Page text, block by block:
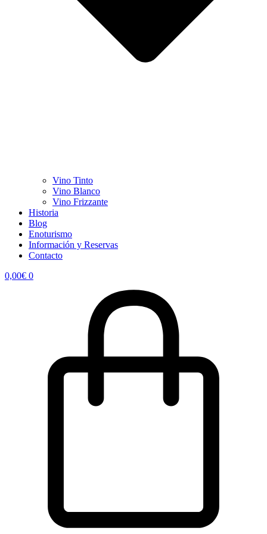
Vino Tinto
Vino Blanco
Vino Frizzante
Historia
Blog
Enoturismo
Información y Reservas
Contacto
0,00€ 0